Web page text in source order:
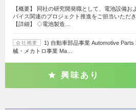
【概要】 同社の研究開発職として、電池設備お
バイス関連のプロジェクト推進をご担当いただき
【詳細】 ◇電池製造…
会社概要
1) 自動車部品事業 Automotive
械・メカトロ事業 Ma…
興味あり